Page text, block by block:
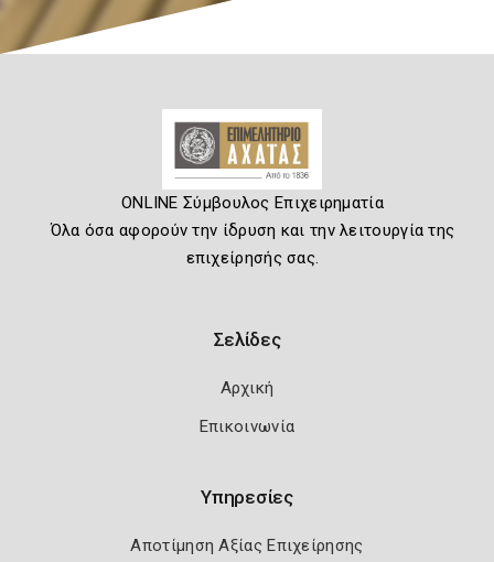
ONLINE Σύμβουλος Επιχειρηματία
Όλα όσα αφορούν την ίδρυση και την λειτουργία της
επιχείρησής σας.
Σελίδες
Αρχική
Επικοινωνία
Υπηρεσίες
Αποτίμηση Αξίας Επιχείρησης